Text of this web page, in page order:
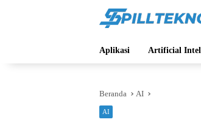
Aplikasi Artificial
Beranda AI
AI